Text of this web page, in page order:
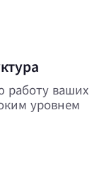
работу ваших
уровнем